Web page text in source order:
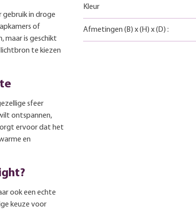
gebruik in droge
of
maar is geschikt
te kiezen
sfeer
ontspannen,
ervoor dat het
en
ook een echte
keuze voor
Kleur
Afmetingen (B) x(H) x(D) :